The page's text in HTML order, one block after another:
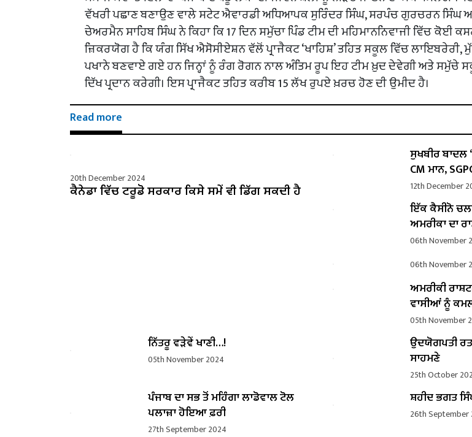
ਵੱਖਰੀ ਪਛਾਣ ਬਣਾਉਣ ਵਾਲੇ ਸਟੇਟ ਐਵਾਰਡੀ ਅਧਿਆਪਕ ਸੁਰਿੰਦਰ ਸਿੰਘ, ਸਰਪੰਚ ਗੁਰਚਰਨ ਸਿੰਘ
ਚੇਅਰਮੈਨ ਸਾਹਿਬ ਸਿੰਘ ਨੇ ਕਿਹਾ ਕਿ 17 ਦਿਨ ਸਮੁੱਚਾ ਪਿੰਡ ਟੀਮ ਦੀ ਮਹਿਮਾਨਨਿਵਾਜੀ ਵਿੱਚ ਕੋਈ
ਜ਼ਿਕਰਯੋਗ ਹੈ ਕਿ ਯੰਗ ਸਿੱਖ ਐਸੋਸੀਏਸ਼ਨ ਵੱਲੋਂ ਪ੍ਰਾਜੈਕਟ ‘ਖਾਹਿਸ਼’ ਤਹਿਤ ਸਕੂਲ ਵਿੱਚ
ਪਖਾਨੇ ਬਣਵਾਏ ਗਏ ਹਨ ਜਿਨ੍ਹਾਂ ਨੂੰ ਰੰਗ ਰੋਗਨ ਨਾਲ ਅੰਤਿਮ ਰੂਪ ਇਹ ਟੀਮ ਖ਼ੁਦ ਦੇਵੇਗੀ ਅਤੇ ਸਮੁੱਚੇ
ਦਿੱਖ ਪ੍ਰਦਾਨ ਕਰੇਗੀ। ਇਸ ਪ੍ਰਾਜੈਕਟ ਤਹਿਤ ਕਰੀਬ 15 ਲੱਖ ਰੁਪਏ ਖ਼ਰਚ ਹੋਣ ਦੀ ਉਮੀਦ ਹੈ।
Read more
20th December 2024
ਕੈਨੇਡਾ ਵਿੱਚ ਟਰੂਡੋ ਸਰਕਾਰ ਕਿਸੇ ਸਮੇਂ ਵੀ ਡਿੱਗ ਸਕਦੀ ਹੈ
ਸੁਖਬੀਰ ਬਾਦਲ
CM ਮਾਨ,
12th December
ਇੱਕ ਕੈਸੀਨੋ
ਅਮਰੀਕਾ ਦਾ
06th November
06th November
ਅਮਰੀਕੀ
ਵਾਸੀਆਂ ਨੂੰ
05th November
ਨਿੱਤਰੂ ਵੜੇਵੇਂ ਖਾਣੀ…!
05th November 2024
ਉਦਯੋਗਪਤੀ
ਸਾਹਮਣੇ
25th October
ਪੰਜਾਬ ਦਾ ਸਭ ਤੋਂ ਮਹਿੰਗਾ ਲਾਡੋਵਾਲ ਟੋਲ
ਪਲਾਜ਼ਾ ਹੋਇਆ ਫ਼ਰੀ
27th September 2024
ਸ਼ਹੀਦ ਭਗਤ
26th September